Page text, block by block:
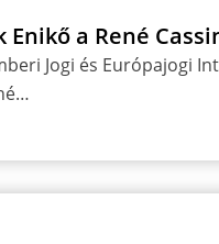
Enikő a René
Jogi és Európajogi